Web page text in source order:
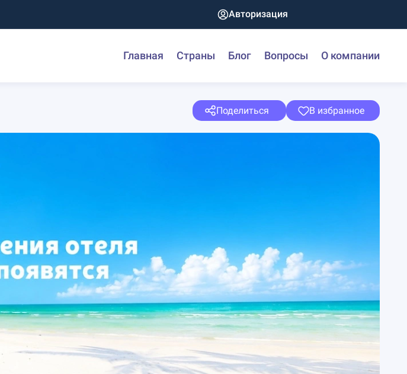
Авторизация
Главная Страны Блог Вопросы О компании
Поделиться В избранное